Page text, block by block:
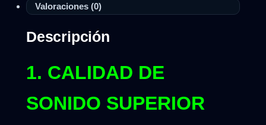
Valoraciones (0)
Descripción
1. CALIDAD DE
SONIDO SUPERIOR